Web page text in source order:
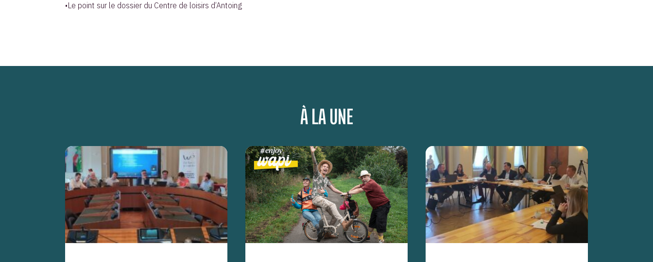
•Le point sur le dossier du Centre de loisirs d’Antoing
À LA UNE